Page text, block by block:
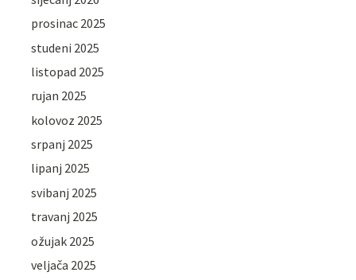
prosinac 2025
studeni 2025
listopad 2025
rujan 2025
kolovoz 2025
srpanj 2025
lipanj 2025
svibanj 2025
travanj 2025
ožujak 2025
veljača 2025